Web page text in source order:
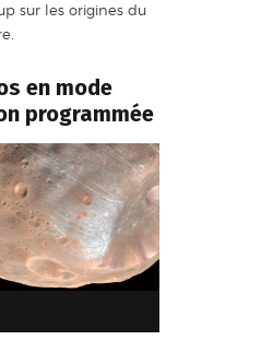
sur les origines du
en mode
programmée